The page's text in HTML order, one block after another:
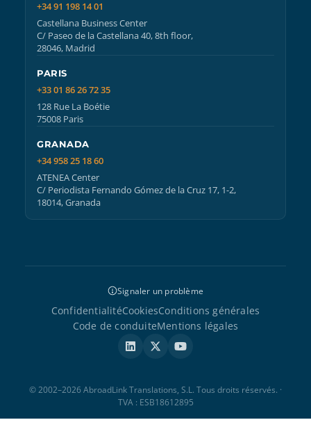
+34 91 198 14 01
Castellana Business Center
C/ Paseo de la Castellana 40, 8th floor,
28046, Madrid
PARIS
+33 01 86 26 72 35
128 Rue La Boétie
75008 Paris
GRANADA
+34 958 25 18 60
ATENEA Center
C/ Periodista Fernando Gómez de la Cruz 17, 1-2,
18014, Granada
Signaler un problème
ConfidentialitéCookiesConditions générales
Code de conduiteMentions légales
© 2002–2026 AbroadLink Translations, S.L. Tous droits réservés. ·
TVA : ESB18612895